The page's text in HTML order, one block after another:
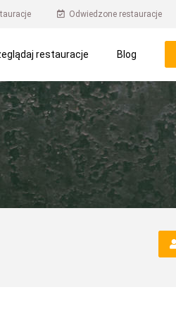
Odwiedzone restauracje
restauracje Blog